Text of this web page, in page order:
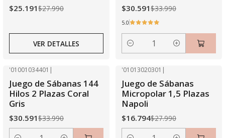
$25.191$27.990
VER DETALLES
$30.591$33.990
5.0
Cantidad
'01001034401 |
Juego de Sábanas 144
Hilos 2 Plazas Coral
Gris
$30.591$33.990
'01013020301 |
Juego de Sábanas
Micropolar 1,5 Plazas
Napoli
$16.794$27.990